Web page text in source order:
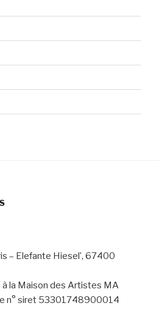
– Elefante Hiesel’, 67400
la Maison des Artistes MA
n° siret 53301748900014